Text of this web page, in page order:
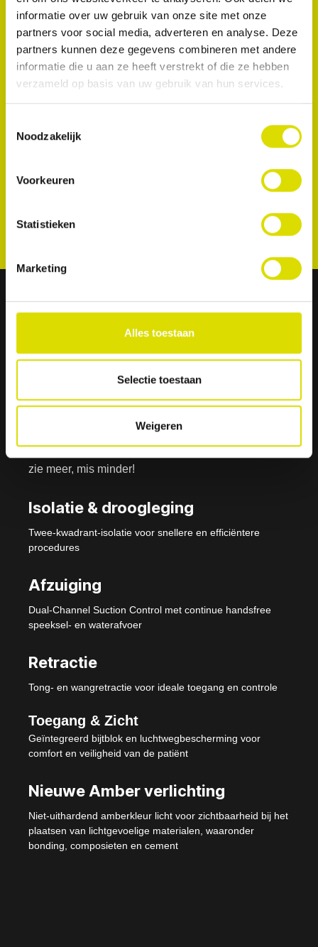
informatie over uw gebruik van onze site met onze
partners voor social media, adverteren en analyse. Deze
partners kunnen deze gegevens combineren met andere
informatie die u aan ze heeft verstrekt of die ze hebben
verzameld op basis van uw gebruik van hun services.
Noodzakelijk
Voorkeuren
Statistieken
Marketing
Alles toestaan
Selectie toestaan
Weigeren
Isolite- i3 Systeem -
Nu verkrijgbaar
zie meer, mis minder!
Isolatie & droogleging
Twee-kwadrant-isolatie voor snellere en efficiëntere
procedures
Afzuiging
Dual-Channel Suction Control met continue handsfree
speeksel- en waterafvoer
Retractie
Tong- en wangretractie voor ideale toegang en controle
Toegang & Zicht
Geïntegreerd bijtblok en luchtwegbescherming voor
comfort en veiligheid van de patiënt
Nieuwe Amber verlichting
Niet-uithardend amberkleur licht voor zichtbaarheid bij het
plaatsen van lichtgevoelige materialen, waaronder
bonding, composieten en cement